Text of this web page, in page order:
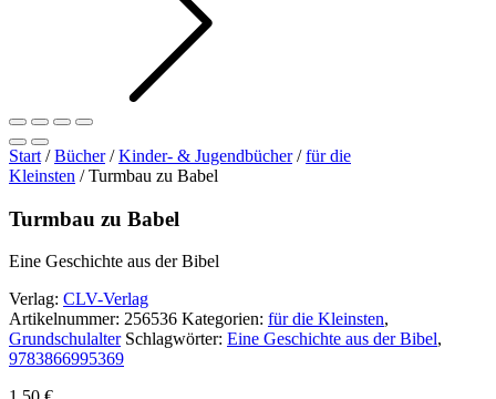
Start /Bücher/Kinder- & Jugendbücher/für die
Kleinsten / Turmbau zu Babel
Turmbau zu Babel
Eine Geschichte aus der Bibel
Verlag: CLV-Verlag
Artikelnummer: 256536 Kategorien: für die Kleinsten,
Grundschulalter Schlagwörter: Eine Geschichte aus der Bibel,
9783866995369